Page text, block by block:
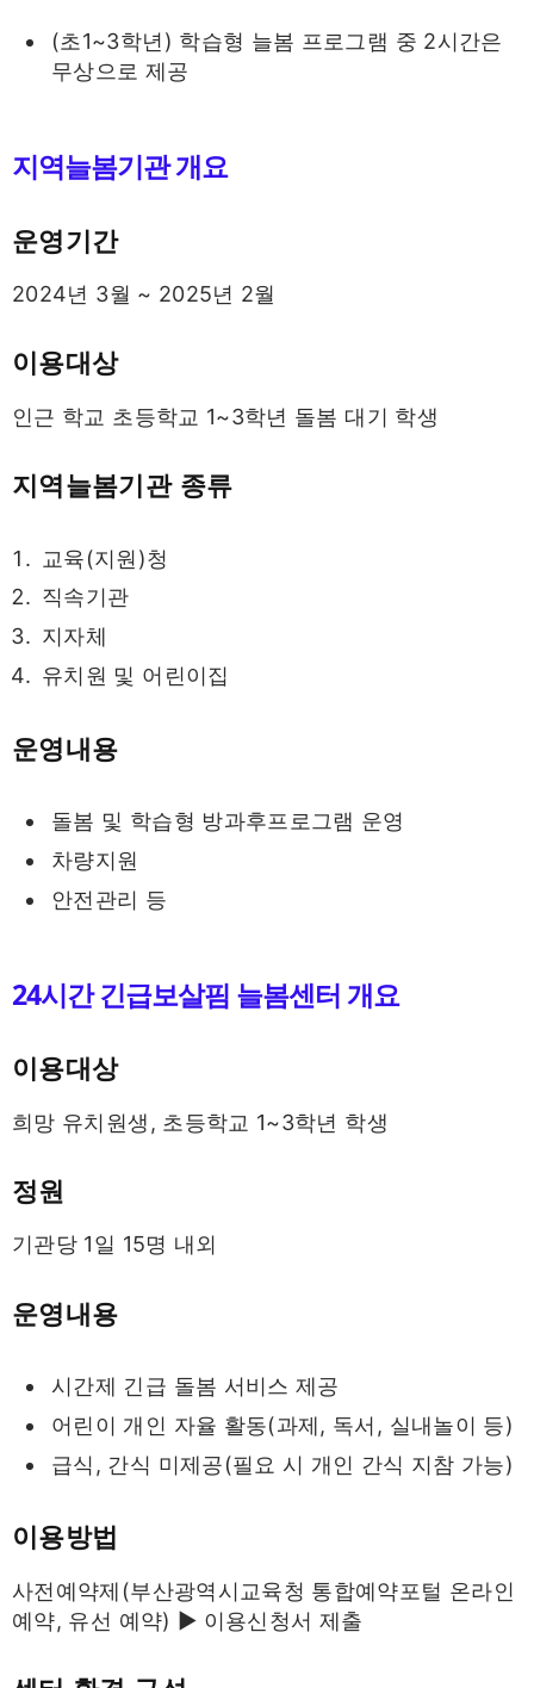
(초1~3학년) 학습형 늘봄 프로그램 중 2시간은
무상으로 제공
지역늘봄기관 개요
운영기간
2024년 3월 ~ 2025년 2월
이용대상
인근 학교 초등학교 1~3학년 돌봄 대기 학생
지역늘봄기관 종류
교육(지원)청
직속기관
지자체
유치원 및 어린이집
운영내용
돌봄 및 학습형 방과후프로그램 운영
차량지원
안전관리 등
24시간 긴급보살핌 늘봄센터 개요
이용대상
희망 유치원생, 초등학교 1~3학년 학생
정원
기관당 1일 15명 내외
운영내용
시간제 긴급 돌봄 서비스 제공
어린이 개인 자율 활동(과제, 독서, 실내놀이 등)
급식, 간식 미제공(필요 시 개인 간식 지참 가능)
이용방법
사전예약제(부산광역시교육청 통합예약포털 온라인
예약, 유선 예약) ▶ 이용신청서 제출